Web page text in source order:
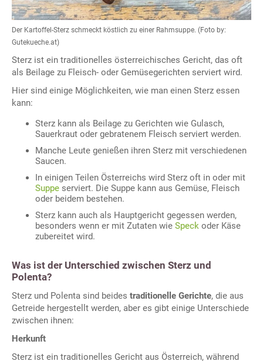
Der Kartoffel-Sterz schmeckt köstlich zu einer Rahmsuppe. (Foto by:
Gutekueche.at)
Sterz ist ein traditionelles österreichisches Gericht, das oft
als Beilage zu Fleisch- oder Gemüsegerichten serviert wird.
Hier sind einige Möglichkeiten, wie man einen Sterz essen
kann:
Sterz kann als Beilage zu Gerichten wie Gulasch,
Sauerkraut oder gebratenem Fleisch serviert werden.
Manche Leute genießen ihren Sterz mit verschiedenen
Saucen.
In einigen Teilen Österreichs wird Sterz oft in oder mit
Suppe serviert. Die Suppe kann aus Gemüse, Fleisch
oder beidem bestehen.
Sterz kann auch als Hauptgericht gegessen werden,
besonders wenn er mit Zutaten wie Speck oder Käse
zubereitet wird.
Was ist der Unterschied zwischen Sterz und
Polenta?
Sterz und Polenta sind beides traditionelle Gerichte, die aus
Getreide hergestellt werden, aber es gibt einige Unterschiede
zwischen ihnen:
Herkunft
Sterz ist ein traditionelles Gericht aus Österreich, während